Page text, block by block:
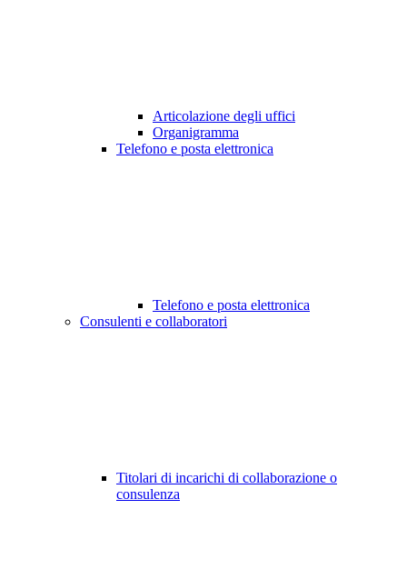
Articolazione degli uffici
Organigramma
Telefono e posta elettronica
Telefono e posta elettronica
Consulenti e collaboratori
Titolari di incarichi di collaborazione o
consulenza